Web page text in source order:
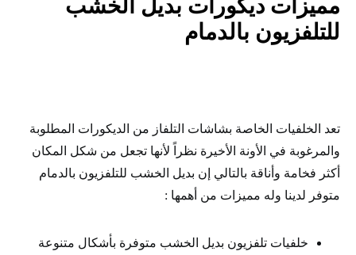
مميزات ديكورات بديل الخشب
للتلفزيون بالدمام
تعد الخلفيات الخاصة بشاشات التلفاز من الديكورات المطلوبة
والمرغوبة في الأونة الأخيرة نظراً لأنها تجعل من شكل المكان
أكثر فخامة وأناقة بالتالي إن بديل الخشب للتلفزيون بالدمام
متوفر لدينا وله مميزات من أهمها :
خلفيات تلفزيون بديل الخشب متوفرة بأشكال متنوعة